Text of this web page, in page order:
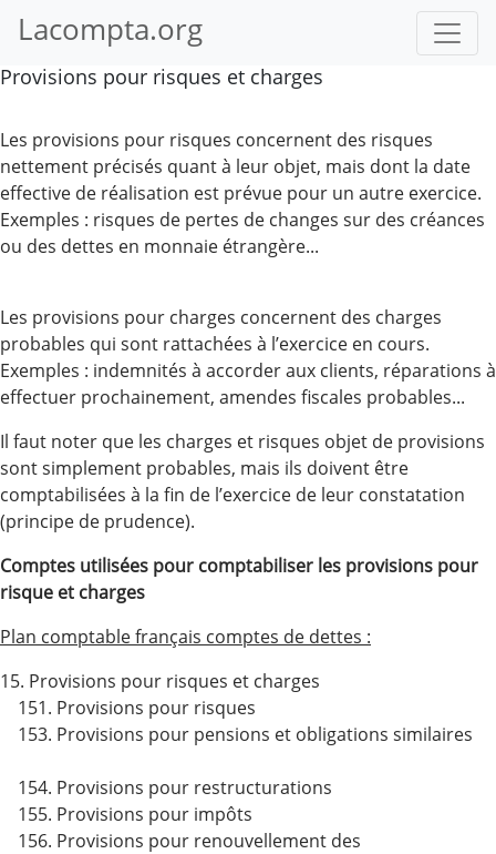
Lacompta.org
Provisions pour risques et charges
Les provisions pour risques concernent des risques
nettement précisés quant à leur objet, mais dont la date
effective de réalisation est prévue pour un autre exercice.
Exemples : risques de pertes de changes sur des créances
ou des dettes en monnaie étrangère...
Les provisions pour charges concernent des charges
probables qui sont rattachées à l’exercice en cours.
Exemples : indemnités à accorder aux clients, réparations à
effectuer prochainement, amendes fiscales probables...
Il faut noter que les charges et risques objet de provisions
sont simplement probables, mais ils doivent être
comptabilisées à la fin de l’exercice de leur constatation
(principe de prudence).
Comptes utilisées pour comptabiliser les provisions pour
risque et charges
Plan comptable français comptes de dettes :
15. Provisions pour risques et charges
151. Provisions pour risques
153. Provisions pour pensions et obligations similaires
154. Provisions pour restructurations
155. Provisions pour impôts
156. Provisions pour renouvellement des